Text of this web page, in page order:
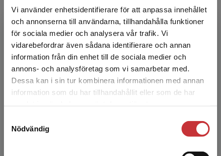
Vi använder enhetsidentifierare för att anpassa innehållet
och annonserna till användarna, tillhandahålla funktioner
för sociala medier och analysera vår trafik. Vi
vidarebefordrar även sådana identifierare och annan
information från din enhet till de sociala medier och
annons- och analysföretag som vi samarbetar med.
Dessa kan i sin tur kombinera informationen med annan
information som du har tillhandahållit eller som de har
Nödvändig
Begränsad fraktregion
Det verkar som att du besöker
studentlitteratur.se via en enhet utanför Sverige.
Vi erbjuder inte leveranser utanför Sverige. För
att kunna slutföra ett köp måste
Hållbarhetsrapport 2025
Som kunskapsförlag tar vi ett långsiktigt ansvar för
att utveckla lärandet och stödja dem som formar
framtiden – från elever och studenter till lärare,
forskare och yrkesverksamma.
Läs vår hållbarhetsrapport
Tidigare hållbarhetsrapporter